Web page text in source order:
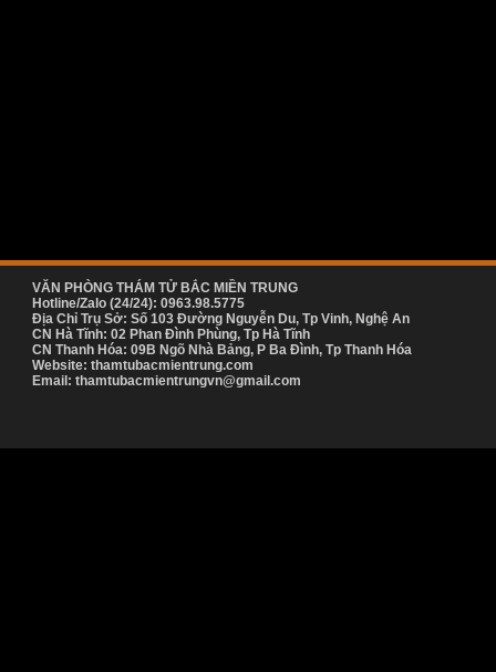
VĂN PHÒNG THÁM TỬ BẮC MIỀN TRUNG
Hotline/Zalo (24/24): 0963.98.5775
Địa Chỉ Trụ Sở: Số 103 Đường Nguyễn Du, Tp Vinh, Nghệ An
CN Hà Tĩnh: 02 Phan Đình Phùng, Tp Hà Tĩnh
CN Thanh Hóa: 09B Ngõ Nhà Bảng, P Ba Đình, Tp Thanh Hóa
Website: thamtubacmientrung.com
Email: thamtubacmientrungvn@gmail.com